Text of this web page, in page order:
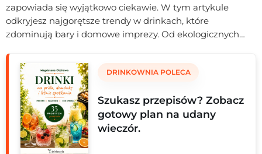
zapowiada się wyjątkowo ciekawie. W tym artykule
odkryjesz najgorętsze trendy w drinkach, które
zdominują bary i domowe imprezy. Od ekologicznych
adaptogenami – przygotuj się na rewolucję smaków!
Sprawdź, jakie klasyczne drinki wrócą w nowej odsłonie i
jakie egzotyczne składniki podbiją serca miłośników
koktajli.
DRINKOWNIA POLECA
Szukasz przepisów? Zobacz
gotowy plan na udany
wieczór.